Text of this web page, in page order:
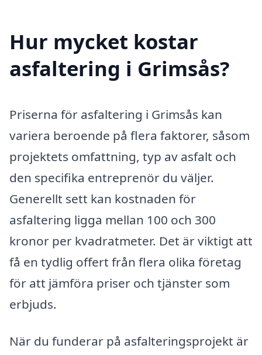
Hur mycket kostar
asfaltering i Grimsås?
Priserna för asfaltering i Grimsås kan
variera beroende på flera faktorer, såsom
projektets omfattning, typ av asfalt och
den specifika entreprenör du väljer.
Generellt sett kan kostnaden för
asfaltering ligga mellan 100 och 300
kronor per kvadratmeter. Det är viktigt att
få en tydlig offert från flera olika företag
för att jämföra priser och tjänster som
erbjuds.
När du funderar på asfalteringsprojekt är